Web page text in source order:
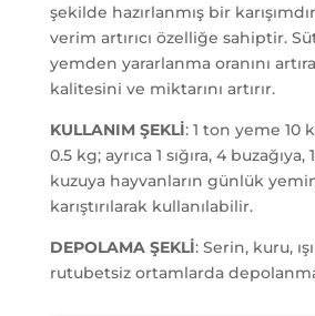
şekilde hazırlanmış bir
verim artırıcı özelliğe sahiptir.
yemden yararlanma oranını
kalitesini ve miktarını artırır.
KULLANIM ŞEKLİ: 1 ton yeme 10
0.5 kg; ayrıca 1 sığıra, 4
kuzuya hayvanların günlük
karıştırılarak kullanılabilir.
DEPOLAMA ŞEKLİ: Serin, kuru,
rutubetsiz ortamlarda